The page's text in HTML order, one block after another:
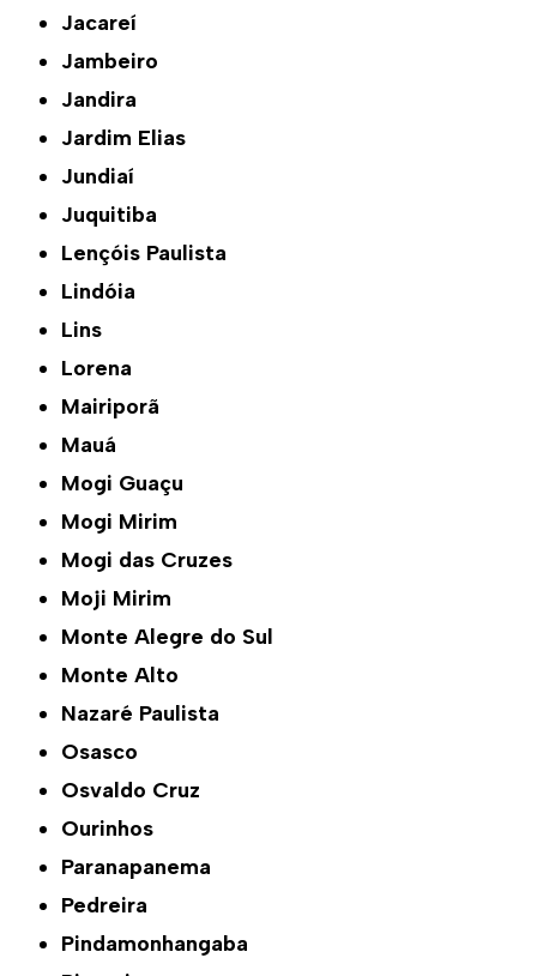
Jacareí
Jambeiro
Jandira
Jardim Elias
Jundiaí
Juquitiba
Lençóis Paulista
Lindóia
Lins
Lorena
Mairiporã
Mauá
Mogi Guaçu
Mogi Mirim
Mogi das Cruzes
Moji Mirim
Monte Alegre do Sul
Monte Alto
Nazaré Paulista
Osasco
Osvaldo Cruz
Ourinhos
Paranapanema
Pedreira
Pindamonhangaba